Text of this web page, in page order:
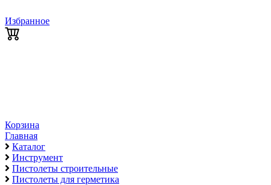
Избранное
Корзина
Главная
Каталог
Инструмент
Пистолеты строительные
Пистолеты для герметика